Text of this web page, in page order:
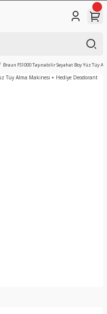
Braun FS1000 Taşınabilir Seyahat Boy Yüz Tüy